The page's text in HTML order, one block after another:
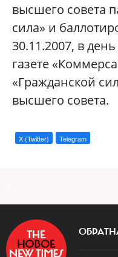
высшего совета
сила» и
30.11.2007, в
газете
«Гражданской
высшего совета.
X (Twitter) Telegram